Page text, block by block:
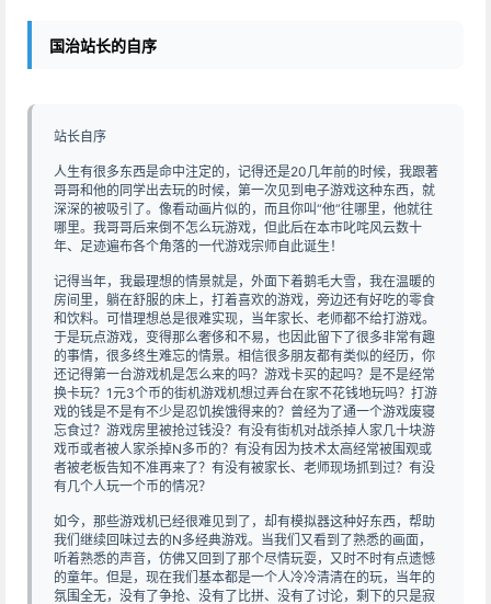
国治站长的自序
站长自序
人生有很多东西是命中注定的，记得还是20几年前的时候，我跟著
哥哥和他的同学出去玩的时候，第一次见到电子游戏这种东西，就
深深的被吸引了。像看动画片似的，而且你叫“他”往哪里，他就往
哪里。我哥哥后来倒不怎么玩游戏，但此后在本市叱咤风云数十
年、足迹遍布各个角落的一代游戏宗师自此诞生！
记得当年，我最理想的情景就是，外面下着鹅毛大雪，我在温暖的
房间里，躺在舒服的床上，打着喜欢的游戏，旁边还有好吃的零食
和饮料。可惜理想总是很难实现，当年家长、老师都不给打游戏。
于是玩点游戏，变得那么奢侈和不易，也因此留下了很多非常有趣
的事情，很多终生难忘的情景。相信很多朋友都有类似的经历，你
还记得第一台游戏机是怎么来的吗？游戏卡买的起吗？是不是经常
换卡玩？1元3个币的街机游戏机想过弄台在家不花钱地玩吗？打游
戏的钱是不是有不少是忍饥挨饿得来的？曾经为了通一个游戏废寝
忘食过？游戏房里被抢过钱没？有没有街机对战杀掉人家几十块游
戏币或者被人家杀掉N多币的？有没有因为技术太高经常被围观或
者被老板告知不准再来了？有没有被家长、老师现场抓到过？有没
有几个人玩一个币的情况？
如今，那些游戏机已经很难见到了，却有模拟器这种好东西，帮助
我们继续回味过去的N多经典游戏。当我们又看到了熟悉的画面，
听着熟悉的声音，仿佛又回到了那个尽情玩耍，又时不时有点遗憾
的童年。但是，现在我们基本都是一个人冷冷清清在的玩，当年的
氛围全无，没有了争抢、没有了比拼、没有了讨论，剩下的只是寂